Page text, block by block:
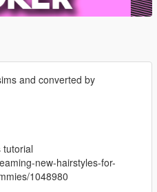
and converted by
tutorial
new-hairstyles-for-
1048980